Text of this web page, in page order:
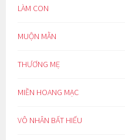
LÀM CON
MUỘN MẰN
THƯƠNG MẸ
MIỀN HOANG MẠC
VÔ NHÂN BẤT HIẾU